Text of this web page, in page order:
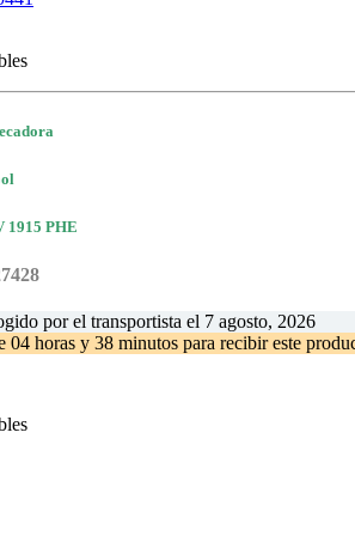
1915 PHE
por el transportista el 7 agosto, 2026
04 horas y 38 minutos para recibir este